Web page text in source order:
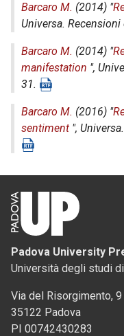
Barcaro M. (2014) "
Universa.
Barcaro M. (2014) "
manifestation ",
31.
Barcaro M. (2016) "
sentiment ",
Padova University
Università degli studi
Via del Risorgimento, 9
35122 Padova
PI 00742430283